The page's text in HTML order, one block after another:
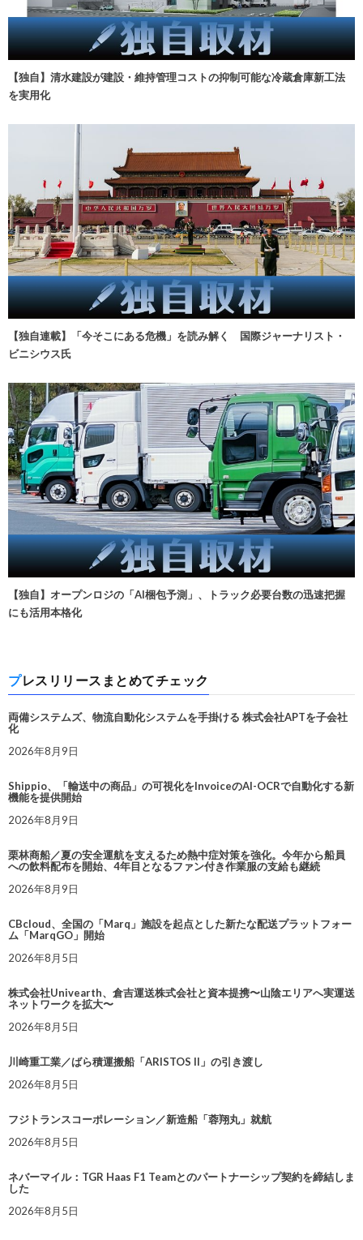
【独自】清水建設が建設・維持管理コストの抑制可能な冷蔵倉庫新工法
を実用化
【独自連載】「今そこにある危機」を読み解く 国際ジャーナリスト・
ビニシウス氏
【独自】オープンロジの「AI梱包予測」、トラック必要台数の迅速把握
にも活用本格化
プレスリリースまとめてチェック
両備システムズ、物流自動化システムを手掛ける 株式会社APTを子会社
化
2026年8月9日
Shippio、「輸送中の商品」の可視化をInvoiceのAI-OCRで自動化する新
機能を提供開始
2026年8月9日
栗林商船／夏の安全運航を支えるため熱中症対策を強化。今年から船員
への飲料配布を開始、4年目となるファン付き作業服の支給も継続
2026年8月9日
CBcloud、全国の「Marq」施設を起点とした新たな配送プラットフォー
ム「MarqGO」開始
2026年8月5日
株式会社Univearth、倉吉運送株式会社と資本提携〜山陰エリアへ実運送
ネットワークを拡大〜
2026年8月5日
川崎重工業／ばら積運搬船「ARISTOS II」の引き渡し
2026年8月5日
フジトランスコーポレーション／新造船「蓉翔丸」就航
2026年8月5日
ネバーマイル：TGR Haas F1 Teamとのパートナーシップ契約を締結しま
した
2026年8月5日